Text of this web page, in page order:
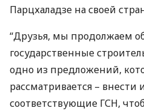
Парцхаладзе на своей
“Друзья, мы продолжаем
государственные
одно из предложений,
рассматривается – внести
соответствующие ГСН,